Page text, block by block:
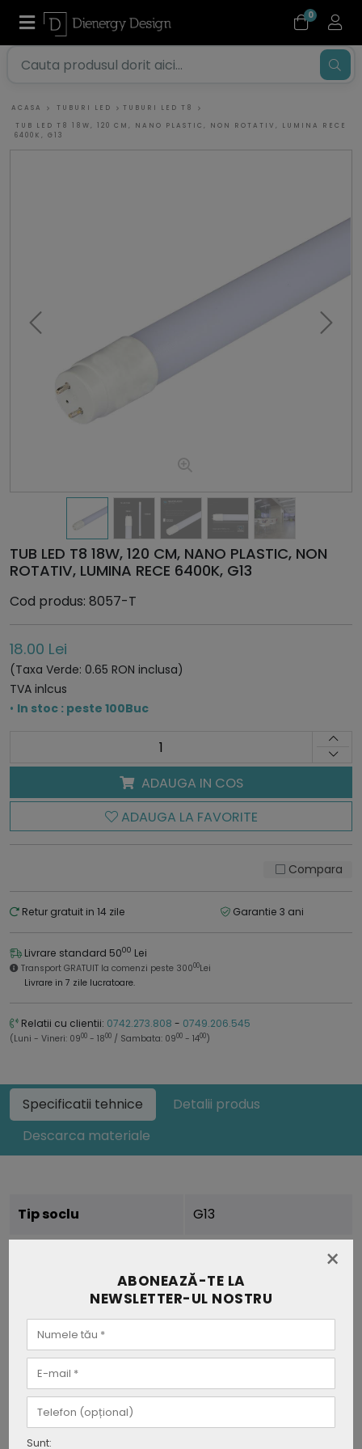
0
ACASA TUBURI LED
TUBURI LED T8
TUB LED T8 18W, 120 CM, NANO PLASTIC, NON ROTATIV, LUMINA RECE
6400K, G13
TUB LED T8 18W, 120 CM, NANO PLASTIC, NON
ROTATIV, LUMINA RECE 6400K, G13
Cod produs: 8057-T
18.00 Lei
(Taxa Verde: 0.65 RON inclusa)
TVA inlcus
• In stoc : peste 100Buc
ADAUGA IN COS
ADAUGA LA FAVORITE
Compara
Retur gratuit in 14 zile Garantie 3 ani
Livrare standard 5000 Lei
Transport GRATUIT la comenzi peste 30000Lei
Livrare in 7 zile lucratoare.
Relatii cu clientii: 0742.273.808 - 0749.206.545
(Luni - Vineri: 0900 - 1800 / Sambata: 0900 - 1400)
Specificatii tehnice
Detalii produs
Descarca materiale
Tip soclu G13
18W
Voltaj
Frecventa
Temperatura de culoare
×
ABONEAZĂ-TE LA
NEWSLETTER-UL NOSTRU
Sunt: